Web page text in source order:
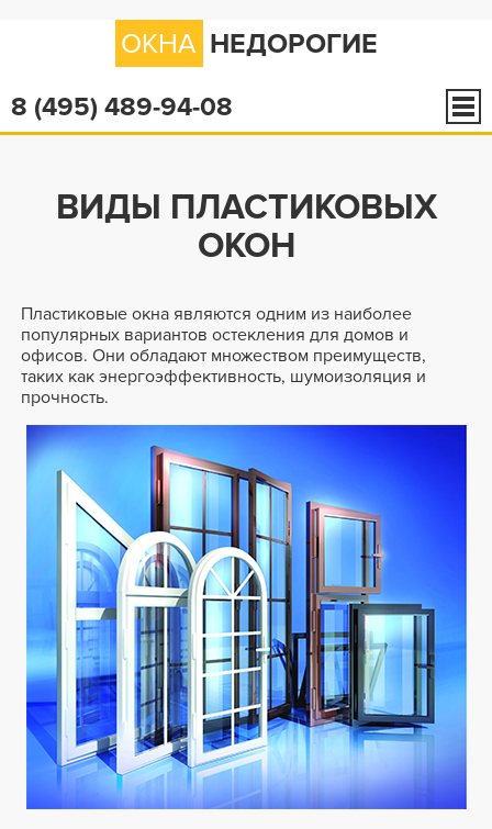
ОКНА НЕДОРОГИЕ
8 (495) 489-94-08
ВИДЫ ПЛАСТИКОВЫХ
ОКОН
Пластиковые окна являются одним из наиболее
популярных вариантов остекления для домов и
офисов. Они обладают множеством преимуществ,
таких как энергоэффективность, шумоизоляция и
прочность.